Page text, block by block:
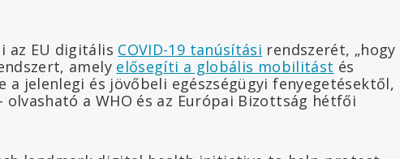
az EU digitális COVID-19 tanúsítási rendszerét, „hogy
amely elősegíti a globális mobilitást és
a jelenlegi és jövőbeli egészségügyi fenyegetésektől,
olvasható a WHO és az Európai Bizottság hétfői